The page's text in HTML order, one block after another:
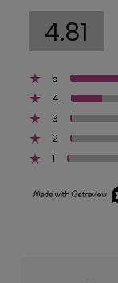
4.81
5
4
3
2
1